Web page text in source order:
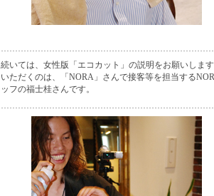
続いては、女性版「エコカット」の説明をお願いしま
いただくのは、「NORA」さんで接客等を担当する
ッフの福士桂さんです。